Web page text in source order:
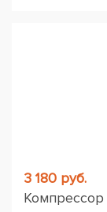
3 180 руб.
Компрессор